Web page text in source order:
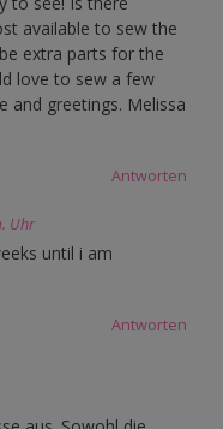
available to sew the
extra parts for the
love to sew a few
and greetings. Melissa
Antworten
Uhr
until i am
Antworten